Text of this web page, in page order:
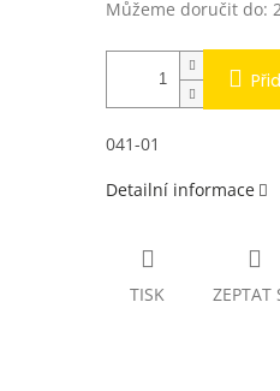
Můžeme doručit do:
041-01
Detailní informace
TISK ZEPTAT